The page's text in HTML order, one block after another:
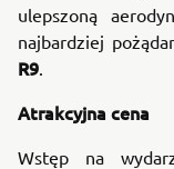
ulepszoną
najbardziej
R9
Atrakcyjna cena
Wstęp na